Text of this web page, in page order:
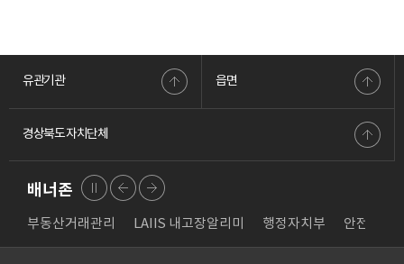
유관기관 읍면
경상북도 자치단체
배너존
존 정 존 이
존 다
부동산거래관리 LAIIS 내고장알리미 행정자치부
안전신문
PrevNext